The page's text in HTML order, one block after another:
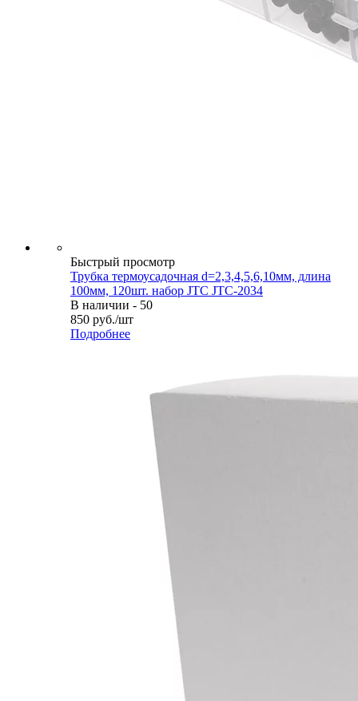
Быстрый просмотр
Трубка термоусадочная d=2,3,4,5,6,10мм, длина
100мм, 120шт. набор JTC JTC-2034
В наличии - 50
850 руб./шт
Подробнее